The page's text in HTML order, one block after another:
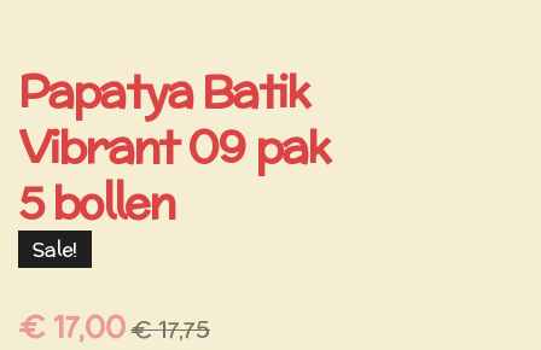
Papatya Batik
Vibrant 09 pak
5 bollen
Sale!
€ 17,00€ 17,75